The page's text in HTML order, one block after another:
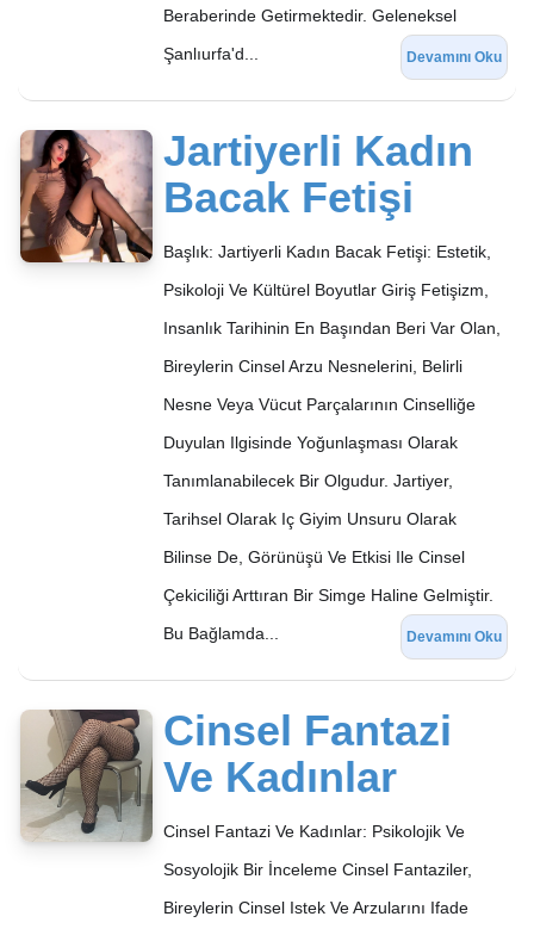
Beraberinde Getirmektedir. Geleneksel
Şanlıurfa'd...
Devamını Oku
Jartiyerli Kadın
Bacak Fetişi
Başlık: Jartiyerli Kadın Bacak Fetişi: Estetik,
Psikoloji Ve Kültürel Boyutlar Giriş Fetişizm,
Insanlık Tarihinin En Başından Beri Var Olan,
Bireylerin Cinsel Arzu Nesnelerini, Belirli
Nesne Veya Vücut Parçalarının Cinselliğe
Duyulan Ilgisinde Yoğunlaşması Olarak
Tanımlanabilecek Bir Olgudur. Jartiyer,
Tarihsel Olarak Iç Giyim Unsuru Olarak
Bilinse De, Görünüşü Ve Etkisi Ile Cinsel
Çekiciliği Arttıran Bir Simge Haline Gelmiştir.
Bu Bağlamda...
Devamını Oku
Cinsel Fantazi
Ve Kadınlar
Cinsel Fantazi Ve Kadınlar: Psikolojik Ve
Sosyolojik Bir İnceleme Cinsel Fantaziler,
Bireylerin Cinsel Istek Ve Arzularını Ifade